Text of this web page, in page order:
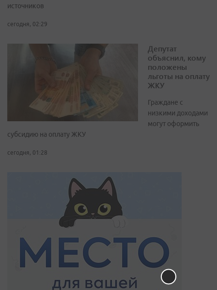
источников
сегодня, 02:29
Депутат
объяснил, кому
положены
льготы на оплату
ЖКУ
Граждане с
низкими доходами
могут оформить
субсидию на оплату ЖКУ
сегодня, 01:28